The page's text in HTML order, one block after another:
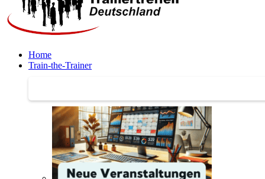
Home
Train-the-Trainer